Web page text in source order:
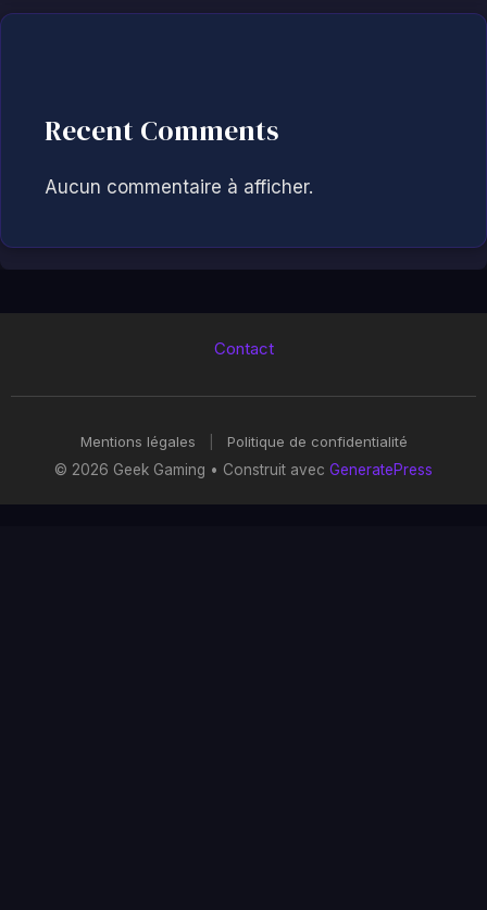
Recent Comments
Aucun commentaire à afficher.
Contact
Mentions légales
Politique de confidentialité
© 2026 Geek Gaming • Construit avec GeneratePress